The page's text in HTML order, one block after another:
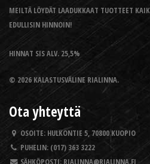
MEILTÄ LÖYDÄT LAADUKKAAT TUOTTEET
EDULLISIN HINNOIN!
HINNAT SIS ALV. 25,5%
© 2026 KALASTUSVÄLINE RIALINNA.
Ota yhteyttä
OSOITE: HULKONTIE 5, 70800 KUOPIO
PUHELIN: (017) 363 3222
SÄHKÖPOSTI: RIALINNA@RIALINNA.FI